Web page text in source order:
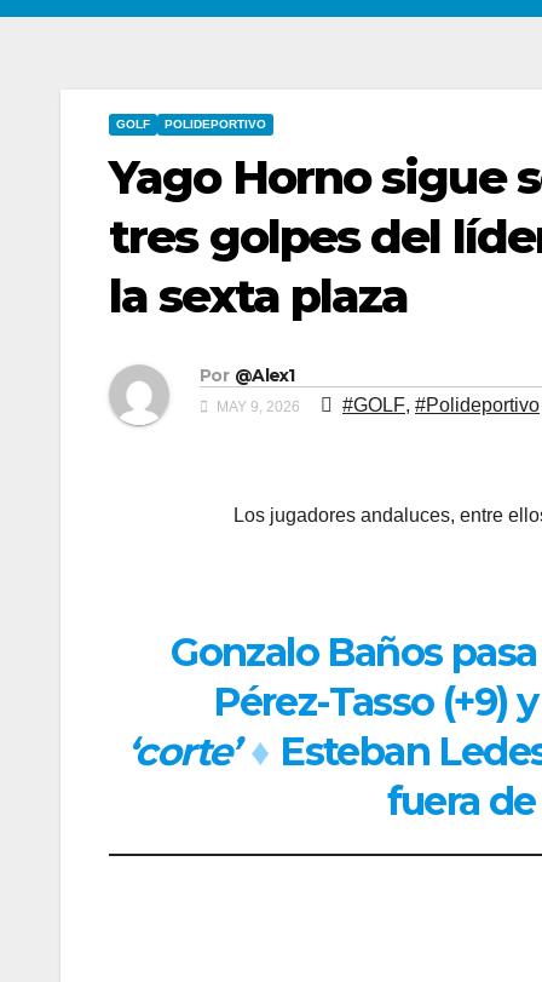
GOLF POLIDEPORTIVO
Yago Horno sigue
tres golpes del
la sexta plaza
Por @Alex1
MAY 9, 2026 #GOLF, #Polideportivo
Los jugadores andaluces, entre
Gonzalo Baños
Pérez-Tasso (+9)
‘corte’ ♦ Esteban
fuera